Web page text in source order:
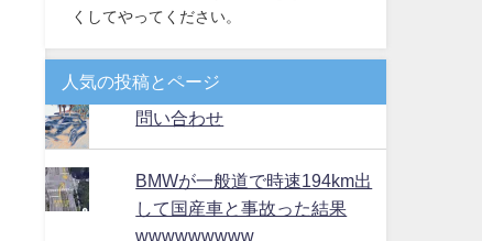
くしてやってください。
人気の投稿とページ
問い合わせ
BMWが一般道で時速194km出
して国産車と事故った結果
wwwwwwwww